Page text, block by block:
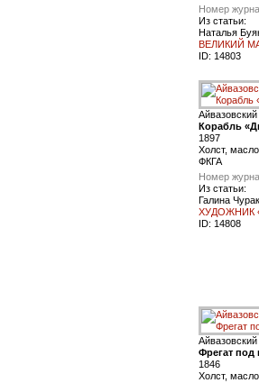
Номер
Из статьи:
Наталья
ВЕЛИКИЙ
ID: 14803
Корабль
1897
Холст,
ФКГА
Номер
Из статьи:
Галина Чурак
ХУДОЖНИК
ID: 14808
Фрегат под
1846
Холст,